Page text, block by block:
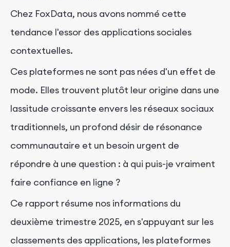
Chez FoxData, nous avons nommé cette
tendance l'essor des applications sociales
contextuelles.
Ces plateformes ne sont pas nées d'un effet de
mode. Elles trouvent plutôt leur origine dans une
lassitude croissante envers les réseaux sociaux
traditionnels, un profond désir de résonance
communautaire et un besoin urgent de
répondre à une question : à qui puis-je vraiment
faire confiance en ligne ?
Ce rapport résume nos informations du
deuxième trimestre 2025, en s'appuyant sur les
classements des applications, les plateformes